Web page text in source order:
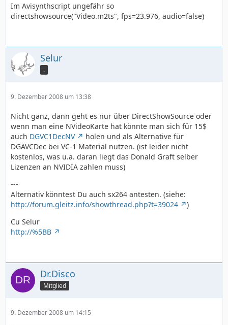
Im Avisynthscript ungefähr so
directshowsource("Video.m2ts", fps=23.976, audio=false)
Selur
.
9. Dezember 2008 um 13:38
Nicht ganz, dann geht es nur über DirectShowSource oder
wenn man eine NVideoKarte hat könnte man sich für 15$
auch DGVC1DecNV
holen und als Alternative für
DGAVCDec bei VC-1 Material nutzen. (ist leider nicht
kostenlos, was u.a. daran liegt das Donald Graft selber
Lizenzen an NVIDIA zahlen muss)
---
Alternativ könntest Du auch sx264 antesten. (siehe:
http://forum.gleitz.info/showthread.php?t=39024
)
Cu Selur
http://%5BB
Dr.Disco
Mitglied
9. Dezember 2008 um 14:15